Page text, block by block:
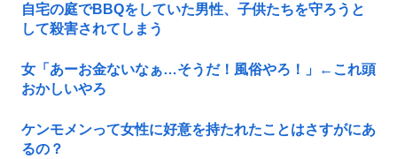
自宅の庭でBBQをしていた男性、子供たちを守ろうと
して殺害されてしまう
女「あーお金ないなぁ…そうだ！風俗やろ！」←これ頭
おかしいやろ
ケンモメンって女性に好意を持たれたことはさすがにあ
るの？